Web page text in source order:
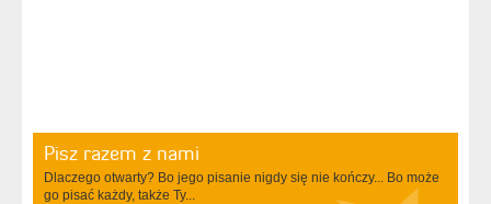
Pisz razem z nami
Dlaczego otwarty? Bo jego pisanie nigdy się nie kończy... Bo może
go pisać każdy, także Ty...